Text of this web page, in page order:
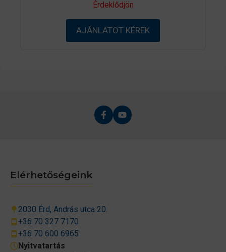
a
-
ő
Érdeklődjön
AJÁNLATOT KÉREK
Elérhetőségeink
2030 Érd, András utca 20.
+36 70 327 7170
+36 70 600 6965
Nyitvatartás